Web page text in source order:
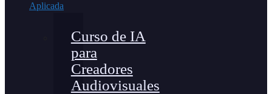
Aplicada
Curso de IA
para
Creadores
Audiovisuales